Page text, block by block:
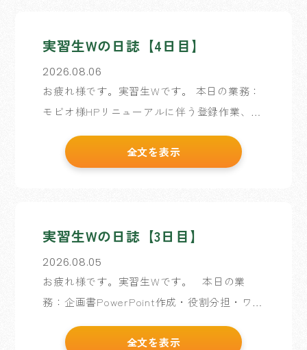
実習生Wの日誌【4日目】
2026.08.06
お疲れ様です。実習生Wです。 本日の業務：
モビオ様HPリニューアルに伴う登録作業、実
日、日誌でお話したパンの自販機、今朝行っ
てみたらちょうど補充されるタイミングでし
全文を表示
実習生Wの日誌【3日目】
2026.08.05
お疲れ様です。実習生Wです。 本日の業
務：企画書PowerPoint作成・役割分担・ワイ
駅から歩いているときにパンの自販機を見つ
全文を表示